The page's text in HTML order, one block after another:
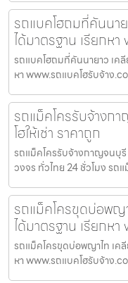
รถแบคโฮถมที่คันนา
ได้มาตรฐาน เรียกห
รถแบคโฮถมที่คันนายาว เค
หา www.รถแบคโฮรับจ้าง
รถแม็คโครรับจ้างก
โฮให้เช่า ราคาถูก
รถแม็คโครรับจ้างกาญจนบุรี
วงจร ทั่วไทย 24 ชั่วโมง ร
รถแม็คโครขุดบ่อพญ
ได้มาตรฐาน เรียกห
รถแม็คโครขุดบ่อพญาไท เค
หา www.รถแบคโฮรับจ้าง